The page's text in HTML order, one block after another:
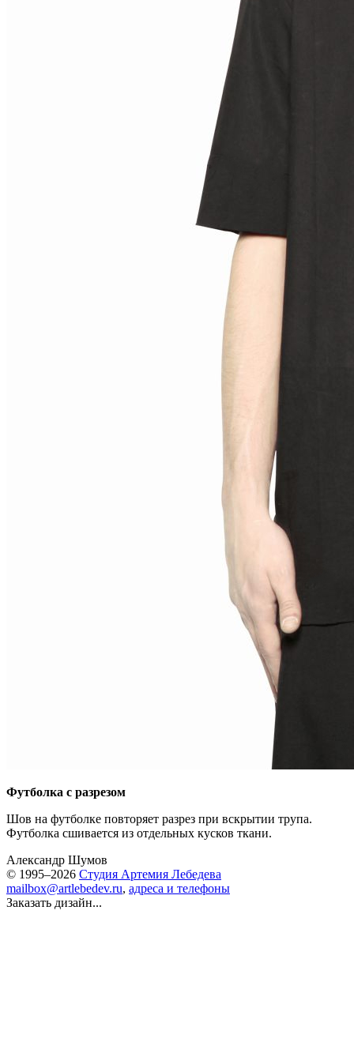
Футболка с разрезом
Шов на футболке повторяет разрез при вскрытии трупа.
Футболка сшивается из отдельных кусков ткани.
Александр Шумов
© 1995–2026 Студия Артемия Лебедева
mailbox@artlebedev.ru, адреса и телефоны
Заказать дизайн...